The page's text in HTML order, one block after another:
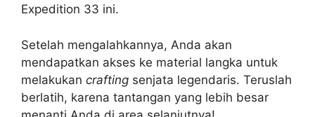
Expedition 33 ini.
Setelah mengalahkannya, Anda akan
mendapatkan akses ke material langka untuk
melakukan crafting senjata legendaris. Teruslah
berlatih, karena tantangan yang lebih besar